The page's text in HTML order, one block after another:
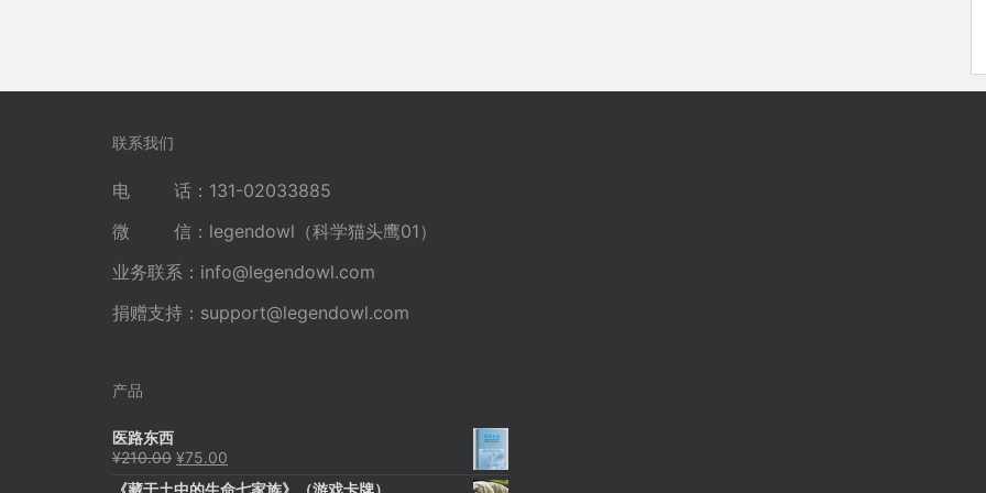
联系我们
电 话：131-02033885
微 信：legendowl（科学猫头鹰01）
业务联系： info@legendowl.com
捐赠支持： support@legendowl.com
产品
医路东西
¥210.00 原
¥75.00